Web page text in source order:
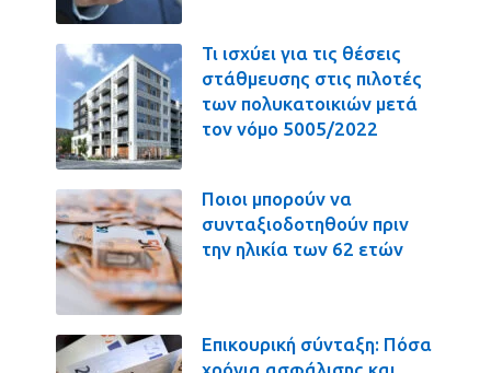
Τι ισχύει για τις θέσεις
στάθμευσης στις πιλοτές
των πολυκατοικιών μετά
τον νόμο 5005/2022
Ποιοι μπορούν να
συνταξιοδοτηθούν πριν
την ηλικία των 62 ετών
Επικουρική σύνταξη: Πόσα